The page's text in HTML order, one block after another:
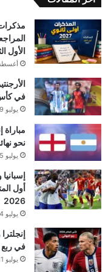
الأول
أغسطس 2,
في كأس
يوليو 19, 2026
مباراة
نحو
يوليو 15, 2026
أول
2026
يوليو 14, 2026
في ربع
يوليو 11, 2026